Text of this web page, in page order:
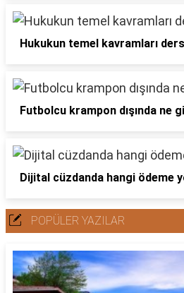
Hukukun temel kavramları
Futbolcu krampon dışında ne
Dijital cüzdanda hangi ödeme
POPÜLER YAZILAR